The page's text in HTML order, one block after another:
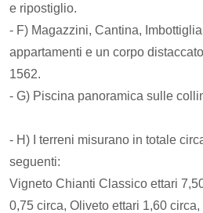
e ripostiglio.
- F) Magazzini, Cantina,
appartamenti e un corpo
1562.
- G) Piscina panoramica sulle
- H) I terreni misurano in totale
seguenti:
Vigneto Chianti Classico ettari
0,75 circa, Oliveto ettari 1,60